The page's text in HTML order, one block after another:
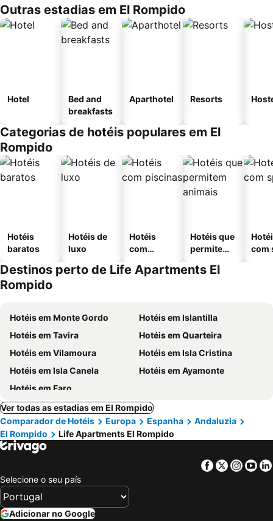
Outras estadias em El Rompido
Hotel
Bed and
breakfasts
Aparthotel Resorts
Categorias de hotéis populares em El
Rompido
Hotéis
baratos
Hotéis de
luxo
Hotéis
com
Hotéis que
permitem
com
Destinos perto de Life Apartments El
Rompido
Hotéis em Monte Gordo
Hotéis em Islantilla
Hotéis em Tavira
Hotéis em Quarteira
Hotéis em Vilamoura
Hotéis em Isla Cristina
Hotéis em Isla Canela
Hotéis em Ayamonte
Hotéis em Faro
Ver todas as estadias em El Rompido
Comparador de Hotéis
Europa Espanha
Andaluzia
El Rompido
Life Apartments El Rompido
Facebook
Twitter
Selecione o seu país
Adicionar no Google